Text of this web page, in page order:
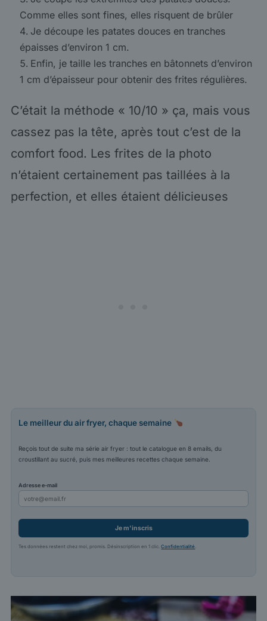
Comme elles sont fines, elles risquent de brûler
Je découpe les patates douces en tranches
épaisses d’environ 1 cm.
Enfin, je taille les tranches en bâtonnets d’environ
1 cm d’épaisseur pour obtenir des frites régulières.
C’était la méthode « 10/10 » ça, mais vous
cassez pas la tête, après tout c’est de la
comfort food. Les frites de la photo
n’étaient certainement pas taillées à la
perfection, et elles étaient délicieuses
Le meilleur du air fryer, chaque semaine
Reçois tout de suite ma série air fryer : tout le catalogue en 8 emails, du
croustillant au sucré, puis mes meilleures recettes chaque semaine.
Adresse e-mail
Je m'inscris
Tes données restent chez moi, promis. Désinscription en 1 clic.Confidentialité